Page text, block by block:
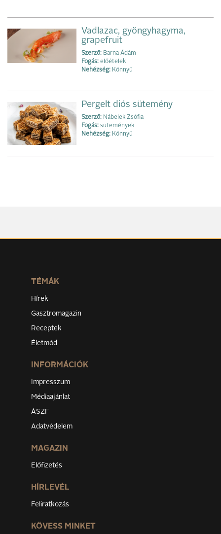
Vadlazac, gyöngyhagyma,
grapefruit
Szerző: Barna Ádám
Fogás: előételek
Nehézség: Könnyű
Pergelt diós sütemény
Szerző: Nábelek Zsófia
Fogás: sütemények
Nehézség: Könnyű
TÉMÁK
Hírek
Gasztromagazin
Receptek
Életmód
INFORMÁCIÓK
Impresszum
Médiaajánlat
ÁSZF
Adatvédelem
MAGAZIN
Előfizetés
HÍRLEVÉL
Feliratkozás
KÖVESS MINKET